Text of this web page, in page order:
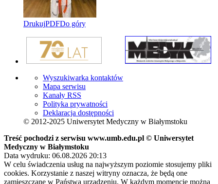
DrukujPDFDo góry
Wyszukiwarka kontaktów
Mapa serwisu
Kanały RSS
Polityka prywatności
Deklaracja dostępności
© 2012-2025 Uniwersytet Medyczny w Białymstoku
Treść pochodzi z serwisu www.umb.edu.pl © Uniwersytet
Medyczny w Białymstoku
Data wydruku: 06.08.2026 20:13
W celu świadczenia usług na najwyższym poziomie stosujemy pliki
cookies. Korzystanie z naszej witryny oznacza, że będą one
zamieszczane w Państwa urządzeniu. W każdym momencie można